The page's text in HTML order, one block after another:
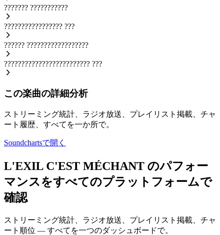
??????? ???????????
????????????????? ???
?????? ??????????????????
????????????????????????? ???
この楽曲の詳細分析
ストリーミング統計、ラジオ放送、プレイリスト掲載、チャ
ート履歴、すべてを一か所で。
Soundchartsで開く
L'EXIL C'EST MÉCHANT のパフォー
マンスをすべてのプラットフォームで
確認
ストリーミング統計、ラジオ放送、プレイリスト掲載、チャ
ート順位 — すべてを一つのダッシュボードで。